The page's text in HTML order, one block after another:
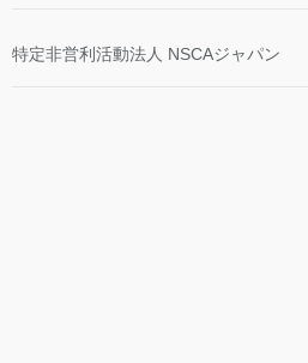
特定非営利活動法人 NSCAジャパン